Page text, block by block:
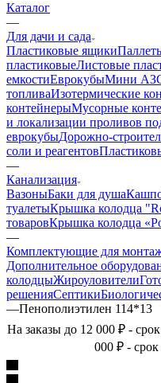
Каталог
—
Для дачи и сада
Пластиковые ящики
пластиковыеЛистовые
емкостиЕврокубыМини АЗС
топливаИзотермические
контейнерыМусорные
и локализации проливов
еврокубыДорожно-
соли и реагентов
—
Канализация
ВазоныБаки для душа
туалетыКрышка колодца
товаровКрышка колодца
—
Комплектующие для
Дополнительное
колодцыЖироуловители
решенияСептики
—Пенополиэтилен 114*13
На заказы до 12 000 ₽ -
000 ₽ -